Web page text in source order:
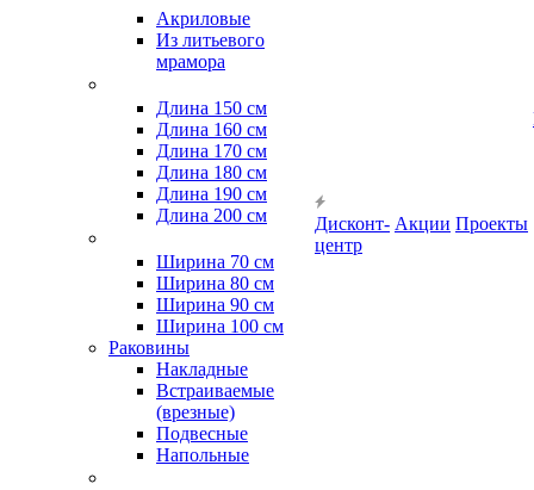
Акриловые
Из литьевого
мрамора
Длина 150 см
Длина 160 см
Длина 170 см
Длина 180 см
Длина 190 см
Длина 200 см
Ширина 70 см
Ширина 80 см
Ширина 90 см
Ширина 100 см
Раковины
Накладные
Встраиваемые
(врезные)
Подвесные
Напольные
Дисконт-
центр
Акции Проекты